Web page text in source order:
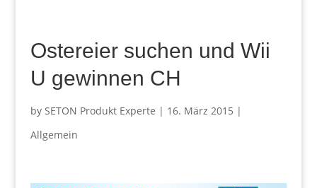
Ostereier suchen und Wii
U gewinnen CH
by SETON Produkt Experte | 16. März 2015 |
Allgemein